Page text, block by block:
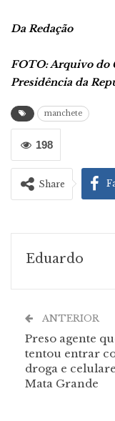
Da Redação
FOTO: Arquivo do
Presidência da
manchete
198
Share
Eduardo
ANTERIOR
Preso agente
tentou entrar
droga e
Mata Grande